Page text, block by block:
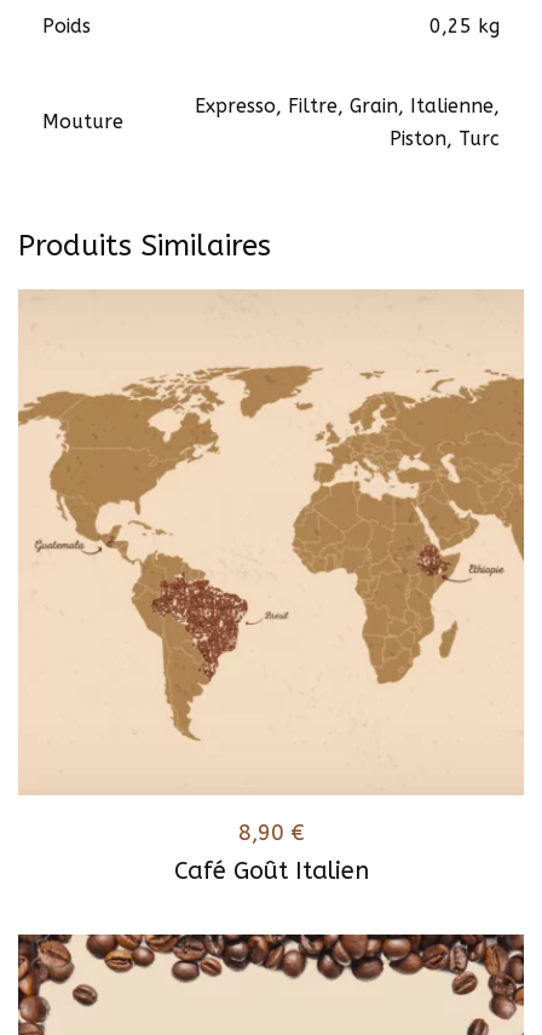
Poids 0,25 kg
Mouture
Expresso, Filtre, Grain, Italienne,
Piston, Turc
Produits Similaires
Café Goût Italien
8,90 €
produit
a
plusieurs
variations.